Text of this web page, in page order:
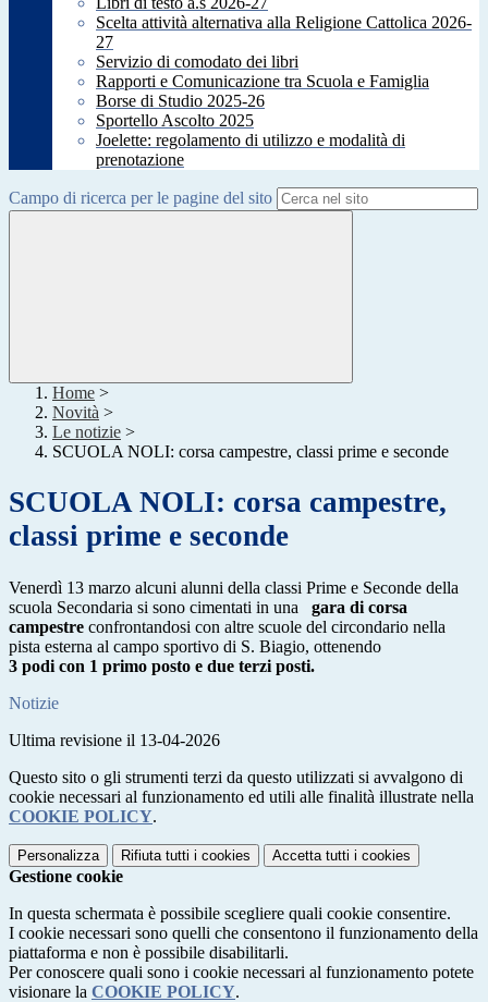
Scelta attività alternativa alla Religione Cattolica 2026-
27
Servizio di comodato dei libri
Rapporti e Comunicazione tra Scuola e Famiglia
Borse di Studio 2025-26
Sportello Ascolto 2025
Joelette: regolamento di utilizzo e modalità di
prenotazione
Campo di ricerca per le pagine del sito
Home >
Novità >
Le notizie >
SCUOLA NOLI: corsa campestre, classi prime e seconde
SCUOLA NOLI: corsa campestre,
classi prime e seconde
Venerdì 13 marzo alcuni alunni della classi Prime e Seconde della
scuola Secondaria si sono cimentati in una gara di corsa
campestre confrontandosi con altre scuole del circondario nella
pista esterna al campo sportivo di S. Biagio, ottenendo
3 podi con 1 primo posto e due terzi posti.
Notizie
Ultima revisione il 13-04-2026
Questo sito o gli strumenti terzi da questo utilizzati si avvalgono di
cookie necessari al funzionamento ed utili alle finalità illustrate nella
COOKIE POLICY.
Personalizza Rifiuta tutti i cookies Accetta tutti i cookies
Gestione cookie
In questa schermata è possibile scegliere quali cookie consentire.
I cookie necessari sono quelli che consentono il funzionamento della
piattaforma e non è possibile disabilitarli.
Per conoscere quali sono i cookie necessari al funzionamento potete
visionare la COOKIE POLICY.